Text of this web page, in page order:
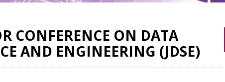
CONFERENCE ON DATA
AND ENGINEERING (JDSE)